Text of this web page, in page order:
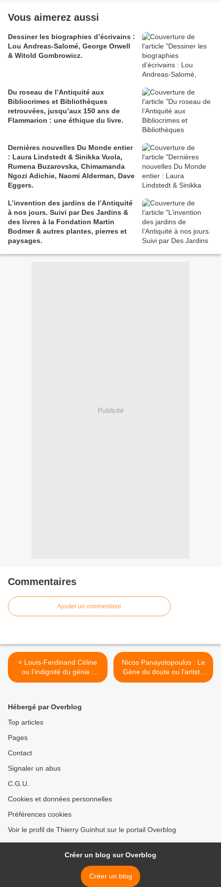
Vous aimerez aussi
Dessiner les biographies d’écrivains :
Lou Andreas-Salomé, George Orwell
& Witold Gombrowicz.
Du roseau de l’Antiquité aux
Bibliocrimes et Bibliothèques
retrouvées, jusqu’aux 150 ans de
Flammarion : une éthique du livre.
Dernières nouvelles Du Monde entier
: Laura Lindstedt & Sinikka Vuola,
Rumena Buzarovska, Chimamanda
Ngozi Adichie, Naomi Alderman, Dave
Eggers.
L’invention des jardins de l’Antiquité
à nos jours. Suivi par Des Jardins &
des livres à la Fondation Martin
Bodmer & autres plantes, pierres et
paysages.
Publicité
Commentaires
Ajouter un commentaire
< Louis-Ferdinand Céline
ou l’indignité du génie :
Voyage au bout des
Nicos Panayotopoulos : Le
Gène du doute ou l'artiste
génétique. >
Hébergé par Overblog
Top articles
Pages
Contact
Signaler un abus
C.G.U.
Cookies et données personnelles
Préférences cookies
Voir le profil de Thierry Guinhut sur le portail Overblog
Créer un blog sur Overblog
Créer un blog